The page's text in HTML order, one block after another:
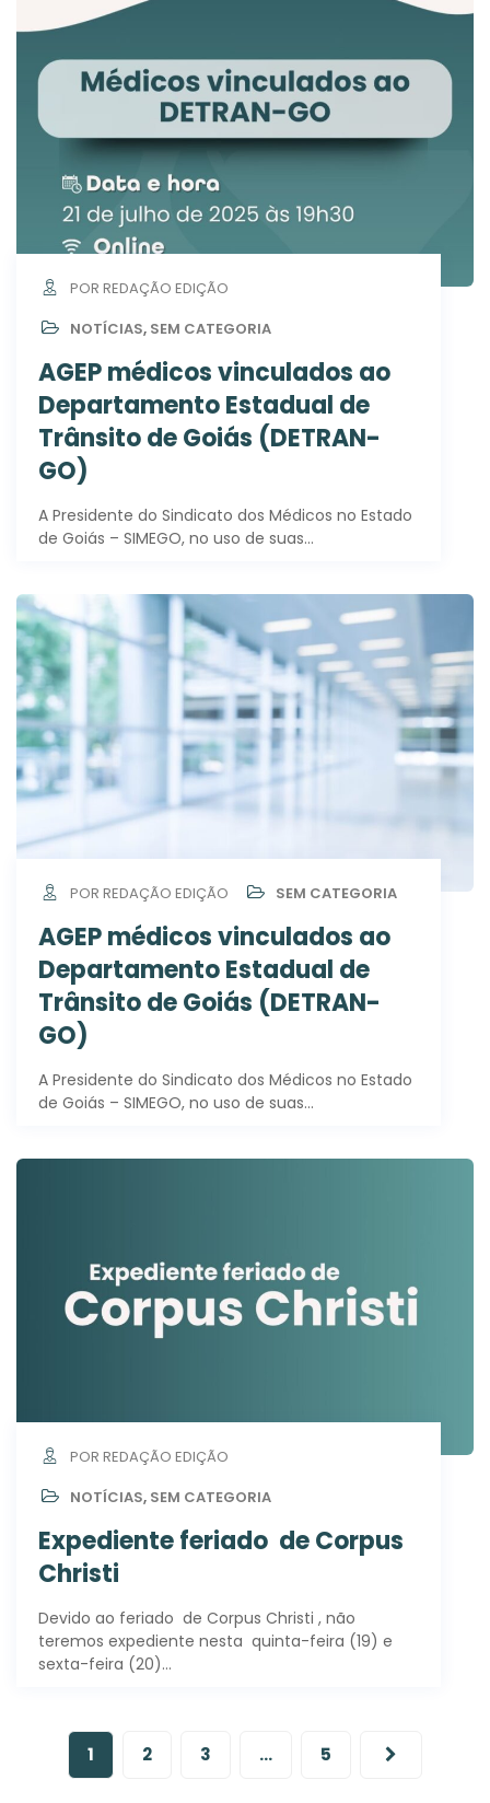
POR REDAÇÃO EDIÇÃO
NOTÍCIAS, SEM CATEGORIA
AGEP médicos vinculados ao
Departamento Estadual de
Trânsito de Goiás (DETRAN-
GO)
A Presidente do Sindicato dos Médicos no Estado
de Goiás – SIMEGO, no uso de suas…
POR REDAÇÃO EDIÇÃO SEM CATEGORIA
AGEP médicos vinculados ao
Departamento Estadual de
Trânsito de Goiás (DETRAN-
GO)
A Presidente do Sindicato dos Médicos no Estado
de Goiás – SIMEGO, no uso de suas…
POR REDAÇÃO EDIÇÃO
NOTÍCIAS, SEM CATEGORIA
Expediente feriado de Corpus
Christi
Devido ao feriado de Corpus Christi , não
teremos expediente nesta quinta-feira (19) e
sexta-feira (20)…
1 2 3 … 5